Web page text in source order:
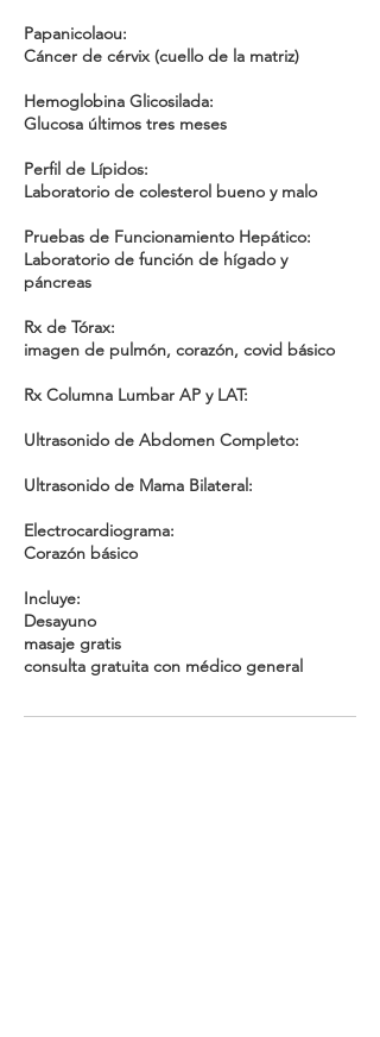
Papanicolaou:
Cáncer de cérvix (cuello de la matriz)
Hemoglobina Glicosilada:
Glucosa últimos tres meses
Perfil de Lípidos:
Laboratorio de colesterol bueno y malo
Pruebas de Funcionamiento Hepático:
Laboratorio de función de hígado y
páncreas
Rx de Tórax:
imagen de pulmón, corazón, covid básico
Rx Columna Lumbar AP y LAT:
Ultrasonido de Abdomen Completo:
Ultrasonido de Mama Bilateral:
Electrocardiograma:
Corazón básico
Incluye:
Desayuno
masaje gratis
consulta gratuita con médico general